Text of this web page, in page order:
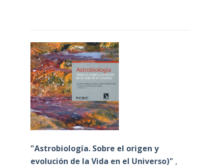
"Astrobiología. Sobre el origen y
evolución de la Vida en el Universo)" ,